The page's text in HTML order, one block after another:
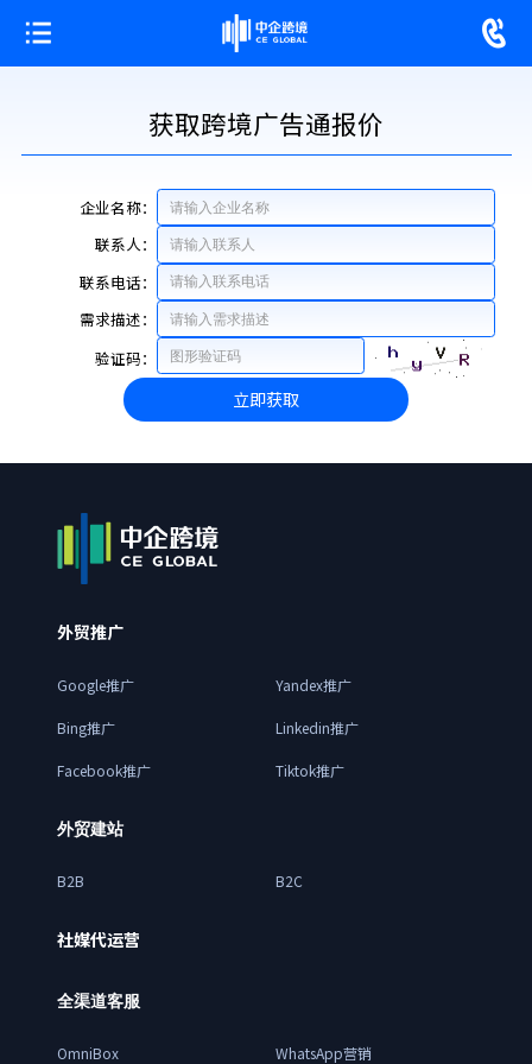
获取跨境广告通报价
企业名称：
联系人：
联系电话：
需求描述：
验证码：
立即获取
外贸推广
Google推广 Yandex推广
Bing推广 Linkedin推广
Facebook推广 Tiktok推广
外贸建站
B2B B2C
社媒代运营
全渠道客服
OmniBox WhatsApp营销